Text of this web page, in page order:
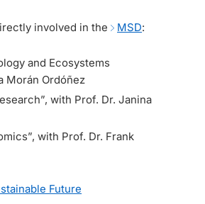
involved in the MSD:
and Ecosystems
Morán Ordóñez
with Prof. Dr. Janina
with Prof. Dr. Frank
Future